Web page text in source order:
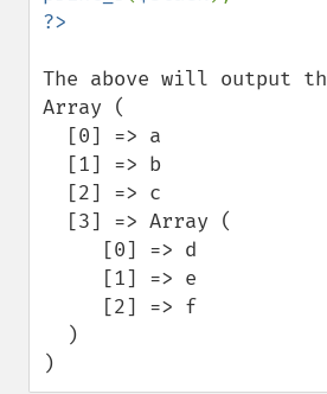
The above will output
Array (
)